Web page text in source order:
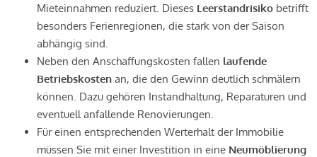
Mieteinnahmen reduziert. Dieses Leerstandrisiko betrifft
besonders Ferienregionen, die stark von der Saison
abhängig sind.
Neben den Anschaffungskosten fallen laufende
Betriebskosten an, die den Gewinn deutlich schmälern
können. Dazu gehören Instandhaltung, Reparaturen und
eventuell anfallende Renovierungen.
Für einen entsprechenden Werterhalt der Immobilie
müssen Sie mit einer Investition in eine Neumöblierung